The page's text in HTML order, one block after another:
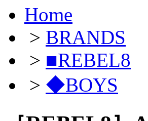
Home
> BRANDS
> ■REBEL8
> ◆BOYS